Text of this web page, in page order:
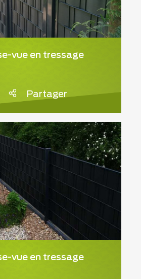
vue en tressage
Partager
vue en tressage